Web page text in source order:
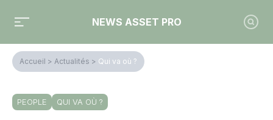
NEWS ASSET PRO
Accueil > Actualités > Qui va où ?
PEOPLE QUI VA OÙ ?